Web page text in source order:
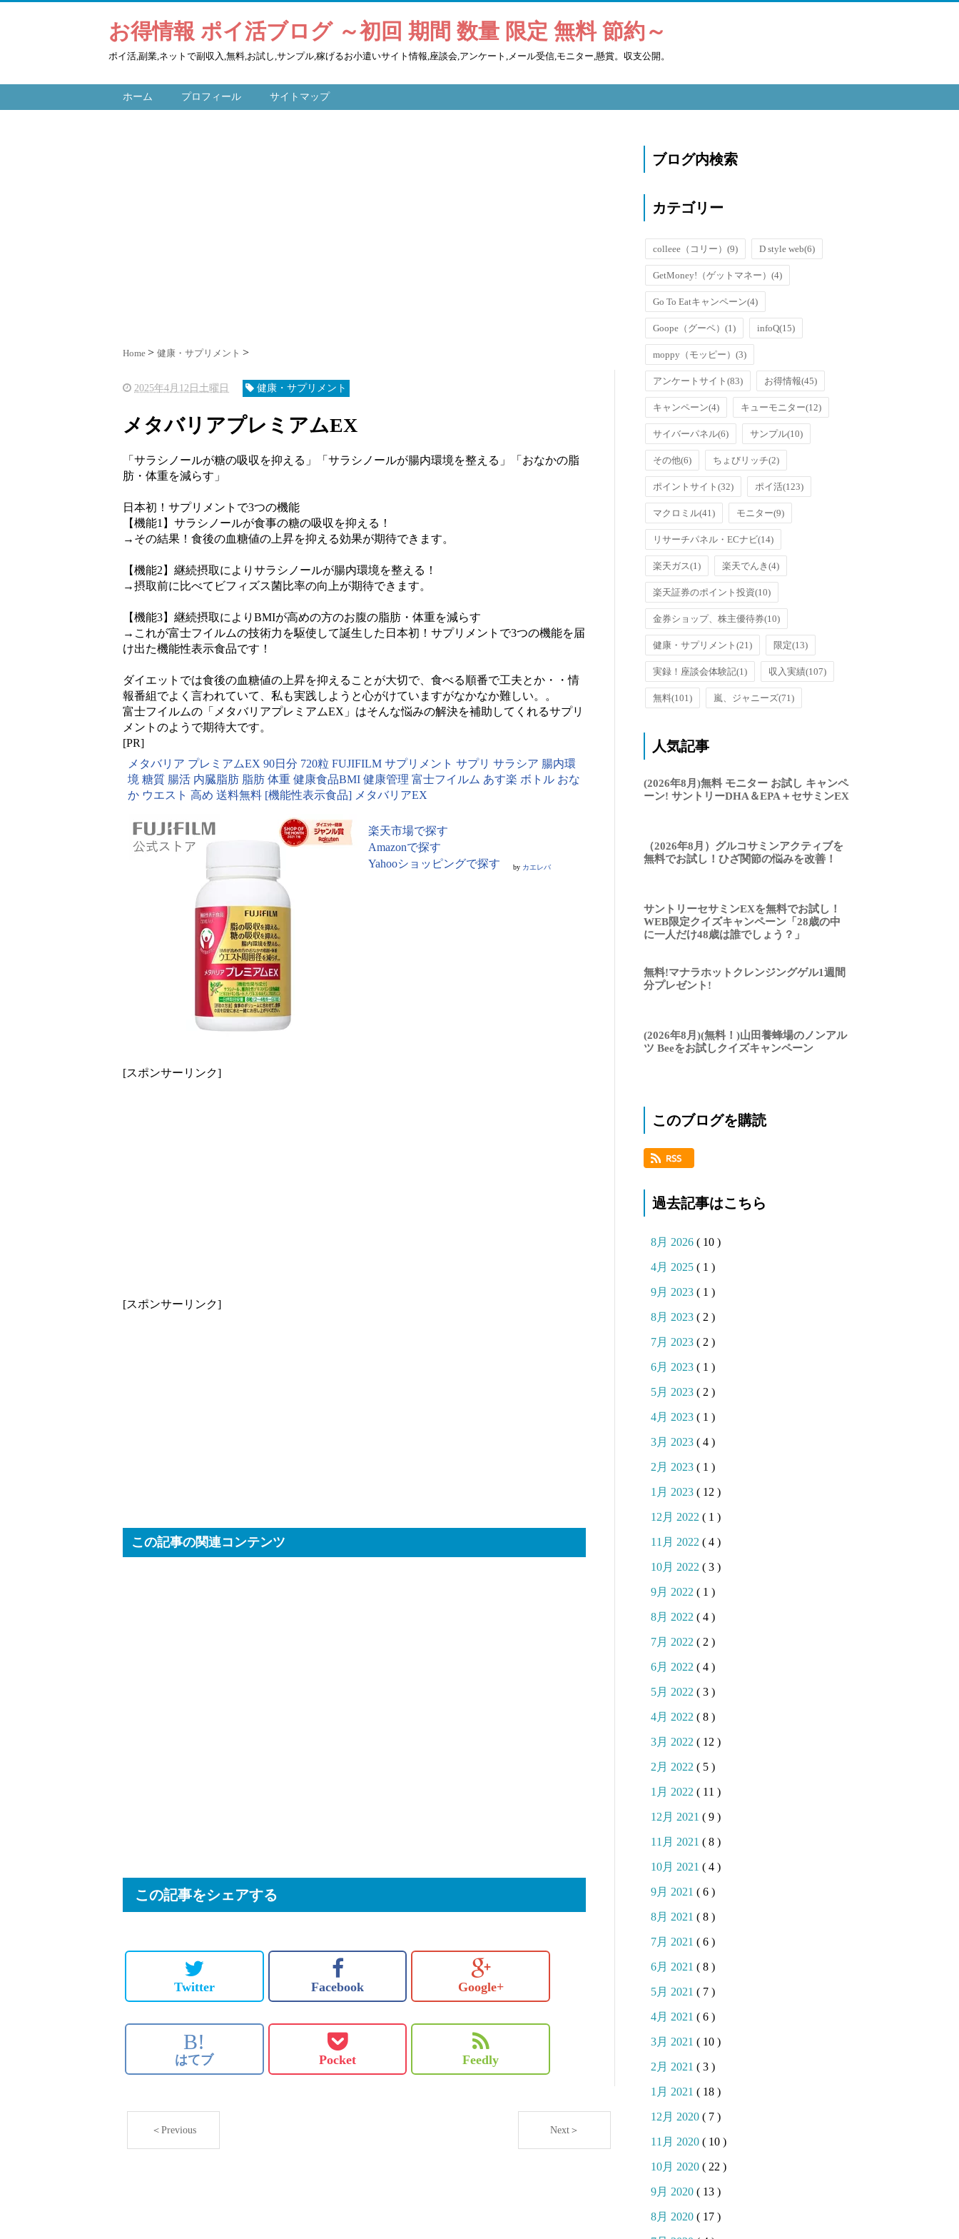
お得情報 ポイ活ブログ ～初回 期間 数量 限定 無料 節約～
ポイ活,副業,ネットで副収入,無料,お試し,サンプル,稼げるお小遣いサイト情報,座談会,アンケート,メール受信,モニター,懸賞。収支公開。
ホーム プロフィール サイトマップ
Home 健康・サプリメント
2025年4月12日土曜日 健康・サプリメント
メタバリアプレミアムEX
「サラシノールが糖の吸収を抑える」「サラシノールが腸内環境を整える」「おなかの脂
肪・体重を減らす」
日本初！サプリメントで3つの機能
【機能1】サラシノールが食事の糖の吸収を抑える！
→その結果！食後の血糖値の上昇を抑える効果が期待できます。
【機能2】継続摂取によりサラシノールが腸内環境を整える！
→摂取前に比べてビフィズス菌比率の向上が期待できます。
【機能3】継続摂取によりBMIが高めの方のお腹の脂肪・体重を減らす
→これが富士フイルムの技術力を駆使して誕生した日本初！サプリメントで3つの機能を届
け出た機能性表示食品です！
ダイエットでは食後の血糖値の上昇を抑えることが大切で、食べる順番で工夫とか・・情
報番組でよく言われていて、私も実践しようと心がけていますがなかなか難しい。。
富士フイルムの「メタバリアプレミアムEX」はそんな悩みの解決を補助してくれるサプリ
メントのようで期待大です。
[PR]
メタバリア プレミアムEX 90日分 720粒 FUJIFILM サプリメント サプリ サラシア 腸内環
境 糖質 腸活 内臓脂肪 脂肪 体重 健康食品BMI 健康管理 富士フイルム あす楽 ボトル おな
か ウエスト 高め 送料無料 [機能性表示食品] メタバリアEX
楽天市場で探す
Amazonで探す
Yahooショッピングで探す
by カエレバ
[スポンサーリンク]
[スポンサーリンク]
この記事の関連コンテンツ
この記事をシェアする
Twitter Facebook Google+
B!
はてブ Pocket Feedly
＜Previous Next＞
ブログ内検索
カテゴリー
colleee（コリー） (9) D style web(6)
GetMoney!（ゲットマネー） (4)
Go To Eatキャンペーン(4)
Goope（グーペ） (1) infoQ(15)
moppy（モッピー） (3)
アンケートサイト (83) お得情報(45)
キャンペーン(4) キューモニター(12)
サイバーパネル(6) サンプル(10)
その他(6) ちょびリッチ(2)
ポイントサイト (32) ポイ活(123)
マクロミル(41) モニター(9)
リサーチパネル・ECナビ(14)
楽天ガス(1) 楽天でんき (4)
楽天証券のポイント投資(10)
金券ショップ、株主優待券(10)
健康・サプリメント (21) 限定(13)
実録！座談会体験記(1) 収入実績(107)
無料(101) 嵐、ジャニーズ(71)
人気記事
(2026年8月)無料 モニター お試し キャンペ
ーン! サントリーDHA＆EPA＋セサミンEX
（2026年8月）グルコサミンアクティブを
無料でお試し！ひざ関節の悩みを改善！
サントリーセサミンEXを無料でお試し！
WEB限定クイズキャンペーン「28歳の中
に一人だけ48歳は誰でしょう？」
無料!マナラホットクレンジングゲル1週間
分プレゼント!
(2026年8月)(無料！)山田養蜂場のノンアル
ツ Beeをお試しクイズキャンペーン
このブログを購読
過去記事はこちら
8月 2026 ( 10 )
4月 2025 ( 1 )
9月 2023 ( 1 )
8月 2023 ( 2 )
7月 2023 ( 2 )
6月 2023 ( 1 )
5月 2023 ( 2 )
4月 2023 ( 1 )
3月 2023 ( 4 )
2月 2023 ( 1 )
1月 2023 ( 12 )
12月 2022 ( 1 )
11月 2022 ( 4 )
10月 2022 ( 3 )
9月 2022 ( 1 )
8月 2022 ( 4 )
7月 2022 ( 2 )
6月 2022 ( 4 )
5月 2022 ( 3 )
4月 2022 ( 8 )
3月 2022 ( 12 )
2月 2022 ( 5 )
1月 2022 ( 11 )
12月 2021 ( 9 )
11月 2021 ( 8 )
10月 2021 ( 4 )
9月 2021 ( 6 )
8月 2021 ( 8 )
7月 2021 ( 6 )
6月 2021 ( 8 )
5月 2021 ( 7 )
4月 2021 ( 6 )
3月 2021 ( 10 )
2月 2021 ( 3 )
1月 2021 ( 18 )
12月 2020 ( 7 )
11月 2020 ( 10 )
10月 2020 ( 22 )
9月 2020 ( 13 )
8月 2020 ( 17 )